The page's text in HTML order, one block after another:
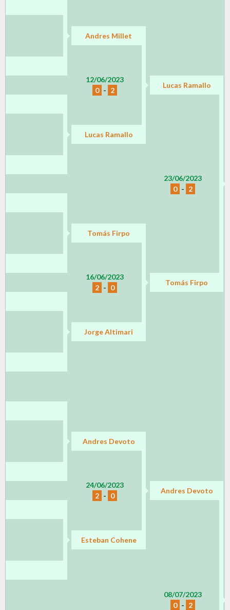
Andres Millet
12/06/2023
0 - 2
Lucas Ramallo
23/06/2023
0 - 2
Lucas Ramallo
Tomás Firpo
16/06/2023
2 - 0
Tomás Firpo
Jorge Altimari
Andres Devoto
24/06/2023
2 - 0
Andres Devoto
08/07/2023
0 - 2
Esteban Cohene